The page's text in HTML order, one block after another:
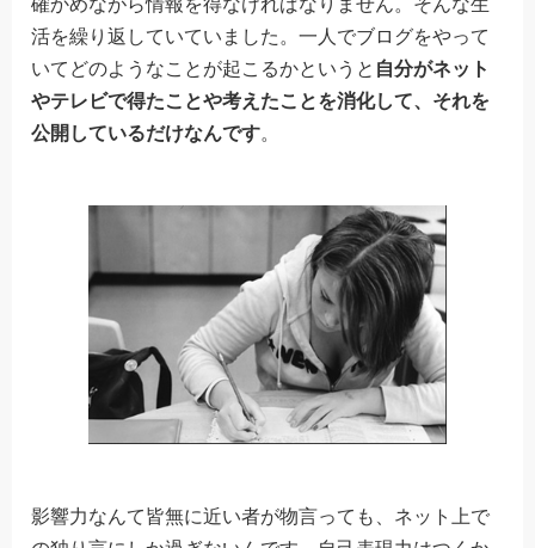
確かめながら情報を得なければなりません。そんな生
活を繰り返していていました。一人でブログをやって
いてどのようなことが起こるかというと 自分がネット
やテレビで得たことや考えたことを消化して、それを
公開しているだけなんです。
影響力なんて皆無に近い者が物言っても、ネット上で